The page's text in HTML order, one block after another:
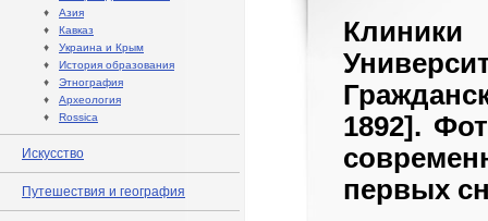
♦ Азия
♦ Кавказ
♦ Украина и Крым
♦ История образования
♦ Этнография
♦ Археология
♦ Rossica
Искусство
Путешествия и география
1892].
первых